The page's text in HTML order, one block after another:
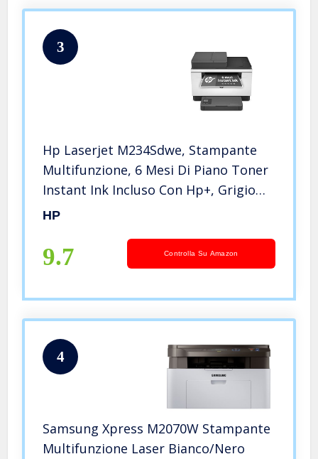
3
Hp Laserjet M234Sdwe, Stampante
Multifunzione, 6 Mesi Di Piano Toner
Instant Ink Incluso Con Hp+, Grigio
Bianco
HP
9.7 Controlla Su Amazon
4
Samsung Xpress M2070W Stampante
Multifunzione Laser Bianco/Nero